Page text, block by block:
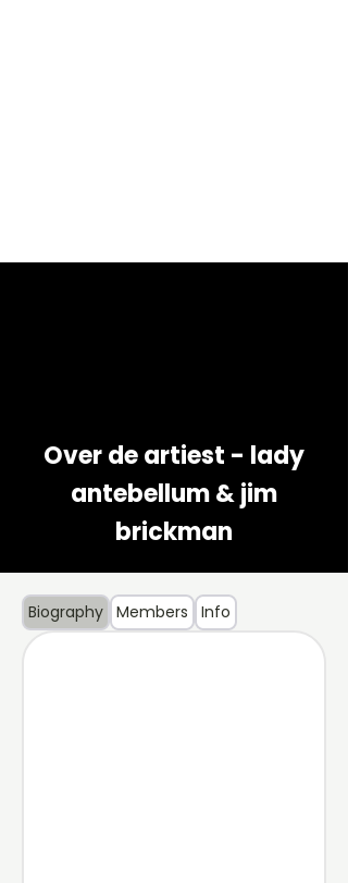
Over de artiest - lady
antebellum & jim
brickman
Biography Members Info